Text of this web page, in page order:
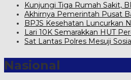
Kunjungi Tiga Rumah Sakit,
Akhirnya Pemerintah Pusat
BPJS Kesehatan Luncurkan
Lari 10K Semarakkan HUT
Sat Lantas Polres Mesuji
Nasional